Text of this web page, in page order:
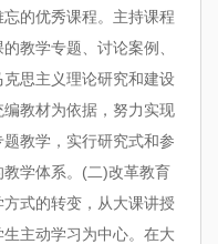
的优秀课程。主持课程
教学专题、讨论案例、
思主义理论研究和建设
教材为依据，努力实现
教学，实行研究式和参
学体系。(二)改革教育
式的转变，从大课讲授
主动学习为中心。在大